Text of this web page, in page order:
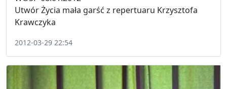
Utwór Życia mała garść z repertuaru Krzysztofa
Krawczyka
2012-03-29 22:54